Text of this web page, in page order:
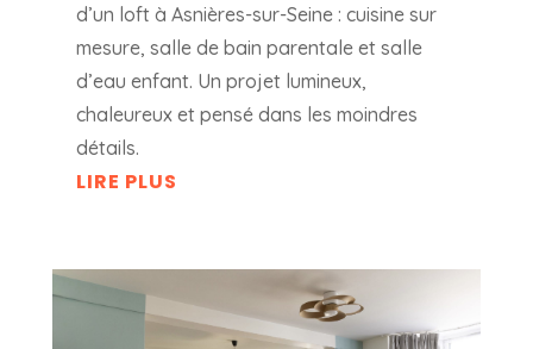
d’un loft à Asnières-sur-Seine : cuisine sur
mesure, salle de bain parentale et salle
d’eau enfant. Un projet lumineux,
chaleureux et pensé dans les moindres
détails.
LIRE PLUS